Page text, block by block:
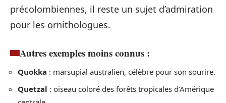
précolombiennes, il reste un sujet d’admiration
pour les ornithologues.
Autres exemples moins connus :
Quokka : marsupial australien, célèbre pour son sourire.
Quetzal : oiseau coloré des forêts tropicales d’Amérique